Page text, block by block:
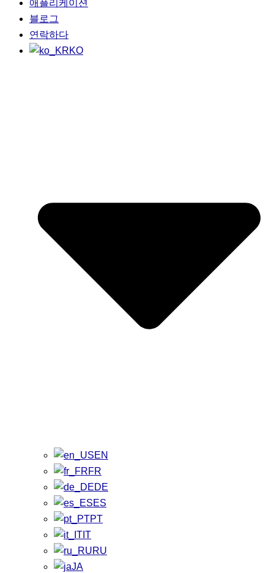
애플리케이션
블로그
연락하다
KO
EN
FR
DE
ES
PT
IT
RU
JA